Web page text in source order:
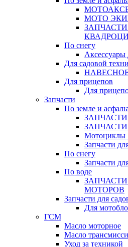
МОТО
По снегу
Аксессуары
Для садовой
Для прицепов
Для
Запчасти
По земле и
Мотоциклы
Запчасти
По снегу
Запчасти
По воде
МОТОРОВ
Запчасти для
Для
ГСМ
Масло моторное
Масло
Уход за техникой